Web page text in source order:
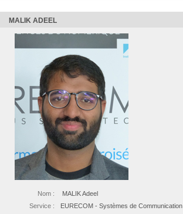
MALIK ADEEL
Nom :
MALIK Adeel
Service :
EURECOM - Systèmes de Communication